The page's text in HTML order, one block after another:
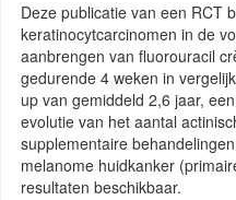
Deze publicatie van een RCT
keratinocytcarcinomen in de
aanbrengen van fluorouracil
gedurende 4 weken in
up van gemiddeld 2,6 jaar,
evolutie van het aantal
supplementaire
melanome huidkanker
resultaten beschikbaar.